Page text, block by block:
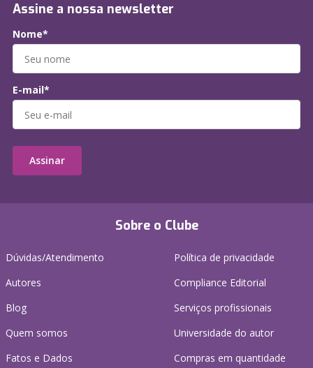
Sobre o Clube
Dúvidas/Atendimento
Autores
Blog
Quem somos
Fatos e Dados
Política de privacidade
Compliance Editorial
Serviços profissionais
Universidade do autor
Compras em quantidade
Assine a nossa newsletter
Nome*
E-mail*
Assinar